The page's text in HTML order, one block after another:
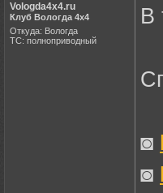
Vologda4x4.ru
Клуб Вологда 4х4
Откуда: Вологда
ТС: полноприводный
В
◙
◙